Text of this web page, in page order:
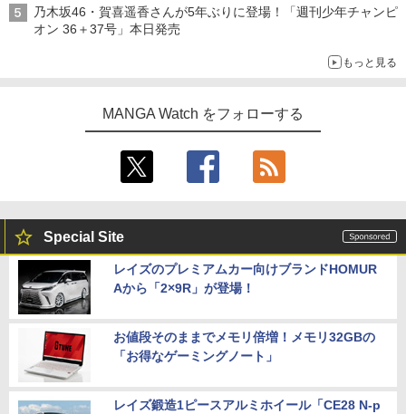
乃木坂46・賀喜遥香さんが5年ぶりに登場！「週刊少年チャンピ
オン 36＋37号」本日発売
もっと見る
MANGA Watch をフォローする
Special Site
レイズのプレミアムカー向けブランドHOMUR
Aから「2×9R」が登場！
お値段そのままでメモリ倍増！メモリ32GBの
「お得なゲーミングノート」
レイズ鍛造1ピースアルミホイール「CE28 N-p